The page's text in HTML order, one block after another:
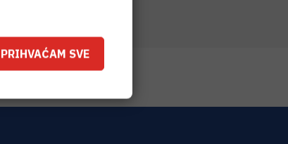
PRIHVAĆAM SVE